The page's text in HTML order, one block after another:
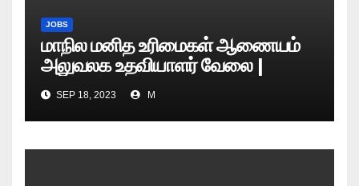
JOBS
மாநில மனித உரிமைகள் ஆணையம்
அலுவலக உதவியாளர் வேலை |
எழுத்துத் தேர்வு தேதி அறிவிப்பு..?
SEP 18, 2023 M